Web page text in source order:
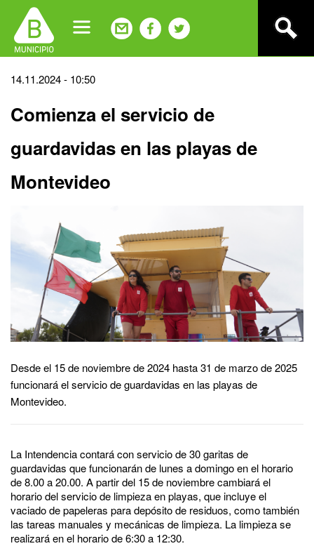
navigation
Back
top
14.11.2024 - 10:50
Comienza el servicio de
guardavidas en las playas de
Montevideo
Desde el 15 de noviembre de 2024 hasta 31 de marzo de 2025
funcionará el servicio de guardavidas en las playas de
Montevideo.
La Intendencia contará con servicio de 30 garitas de
guardavidas que funcionarán de lunes a domingo en el horario
de 8.00 a 20.00. A partir del 15 de noviembre cambiará el
horario del servicio de limpieza en playas, que incluye el
vaciado de papeleras para depósito de residuos, como también
las tareas manuales y mecánicas de limpieza. La limpieza se
realizará en el horario de 6:30 a 12:30.